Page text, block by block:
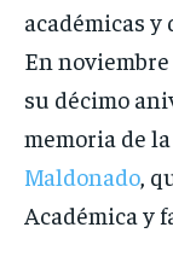
académicas
En
su décimo
memoria de
Maldonado,
Académica y